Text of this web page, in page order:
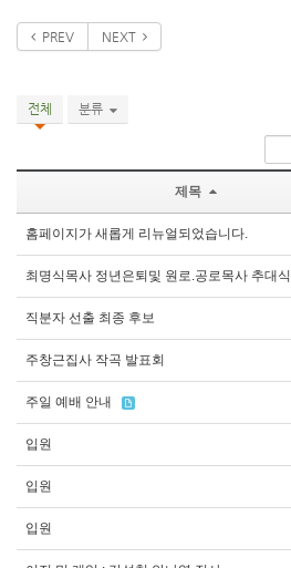
PREV NEXT
전체 분류
제목
홈페이지가 새롭게 리뉴얼되었습니다.
최명식목사 정년은퇴및 원로.공로목사 추대식
직분자 선출 최종 후보
주창근집사 작곡 발표회
주일 예배 안내
입원
입원
입원